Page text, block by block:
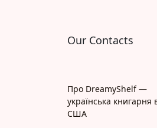
Our Contacts
Про DreamyShelf —
українська книгарня
США